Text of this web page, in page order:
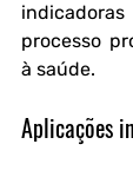
processo
à saúde.
Aplicações